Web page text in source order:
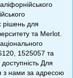
рішень для
та Merlot.
1525057 та
доступність Для
з нами за адресою